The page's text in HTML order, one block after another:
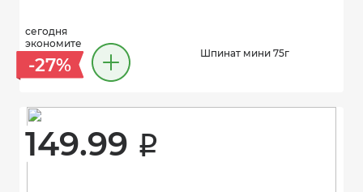
сегодня
экономите
-27%
Шпинат мини 75г
149.99 i